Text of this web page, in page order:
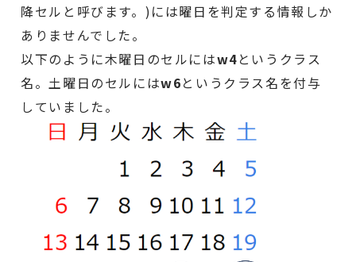
降セルと呼びます。)には曜日を判定する情報しか
ありませんでした。
以下のように木曜日のセルにはw4というクラス
名。土曜日のセルにはw6というクラス名を付与
していました。